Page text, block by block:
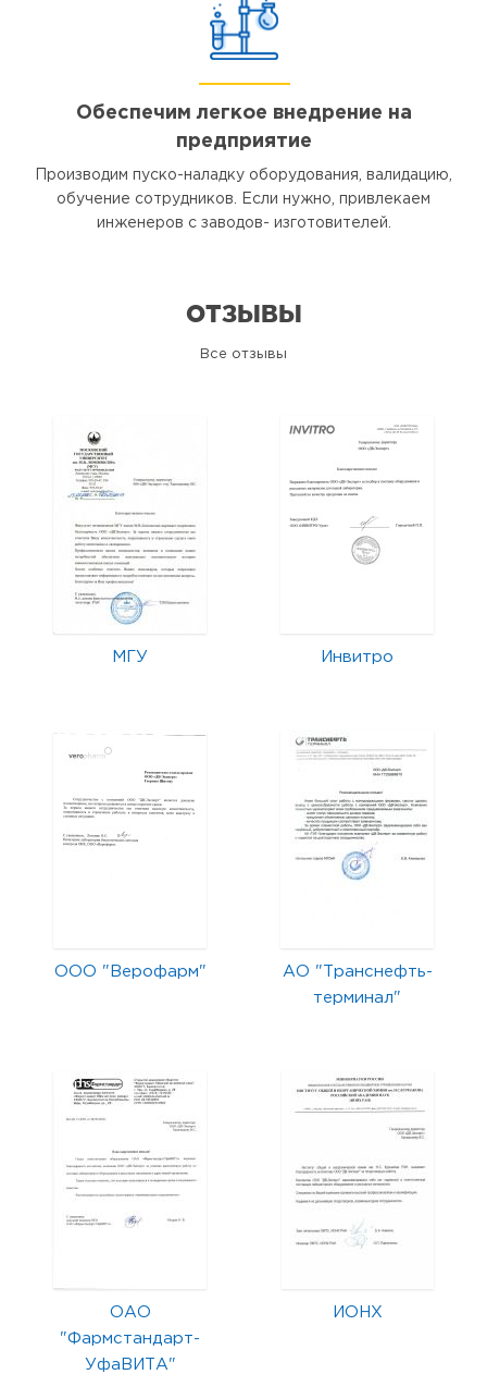
Обеспечим легкое внедрение на
предприятие
Производим пуско-наладку оборудования, валидацию,
обучение сотрудников. Если нужно, привлекаем
инженеров с заводов- изготовителей.
ОТЗЫВЫ
Все отзывы
МГУ Инвитро
ООО "Верофарм"
АО "Транснефть-
терминал"
ОАО
"Фармстандарт-
УфаВИТА"
ИОНХ